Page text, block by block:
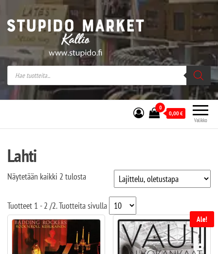
Stupido Market – verkossa ja kivijalassa
Stupido Market on vaihtoehtomusaan
erikoistunut verkko- sekä
kivijalkakauppa Helsingissä Kallion
sydämessä.
Valikko
0
0,00€
Lahti
Näytetään kaikki 2 tulosta
Tuotteet 1 - 2 /2. Tuotteita sivulla
Ale!